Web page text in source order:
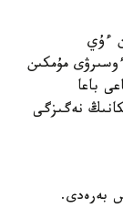
ءۇي
مۇمكىن
باعا
نەگىزگى
بەرەدى.